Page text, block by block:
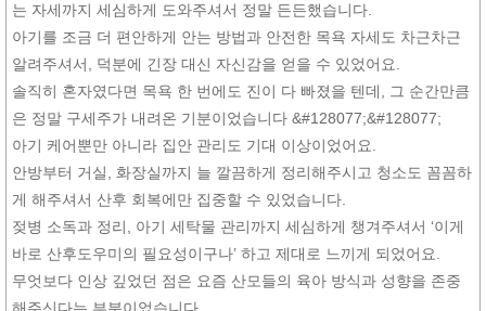
는 자세까지 세심하게 도와주셔서 정말 든든했습니다.
아기를 조금 더 편안하게 안는 방법과 안전한 목욕 자세도 차근차근
알려주셔서, 덕분에 긴장 대신 자신감을 얻을 수 있었어요.
솔직히 혼자였다면 목욕 한 번에도 진이 다 빠졌을 텐데, 그 순간만큼
은 정말 구세주가 내려온 기분이었습니다 &#128077;&#128077;
아기 케어뿐만 아니라 집안 관리도 기대 이상이었어요.
안방부터 거실, 화장실까지 늘 깔끔하게 정리해주시고 청소도 꼼꼼하
게 해주셔서 산후 회복에만 집중할 수 있었습니다.
젖병 소독과 정리, 아기 세탁물 관리까지 세심하게 챙겨주셔서 ‘이게
바로 산후도우미의 필요성이구나’ 하고 제대로 느끼게 되었어요.
무엇보다 인상 깊었던 점은 요즘 산모들의 육아 방식과 성향을 존중